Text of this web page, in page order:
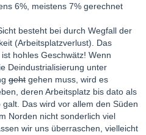
6%, meistens 7% gerechnet
besteht bei durch Wegfall der
(Arbeitsplatzverlust). Das
hohles Geschwätz! Wenn
Deindustrialisierung unter
geht gehen muss, wird es
deren Arbeitsplatz bis dato als
Das wird vor allem den Süden
Norden nicht sonderlich viel
wir uns überraschen, vielleicht